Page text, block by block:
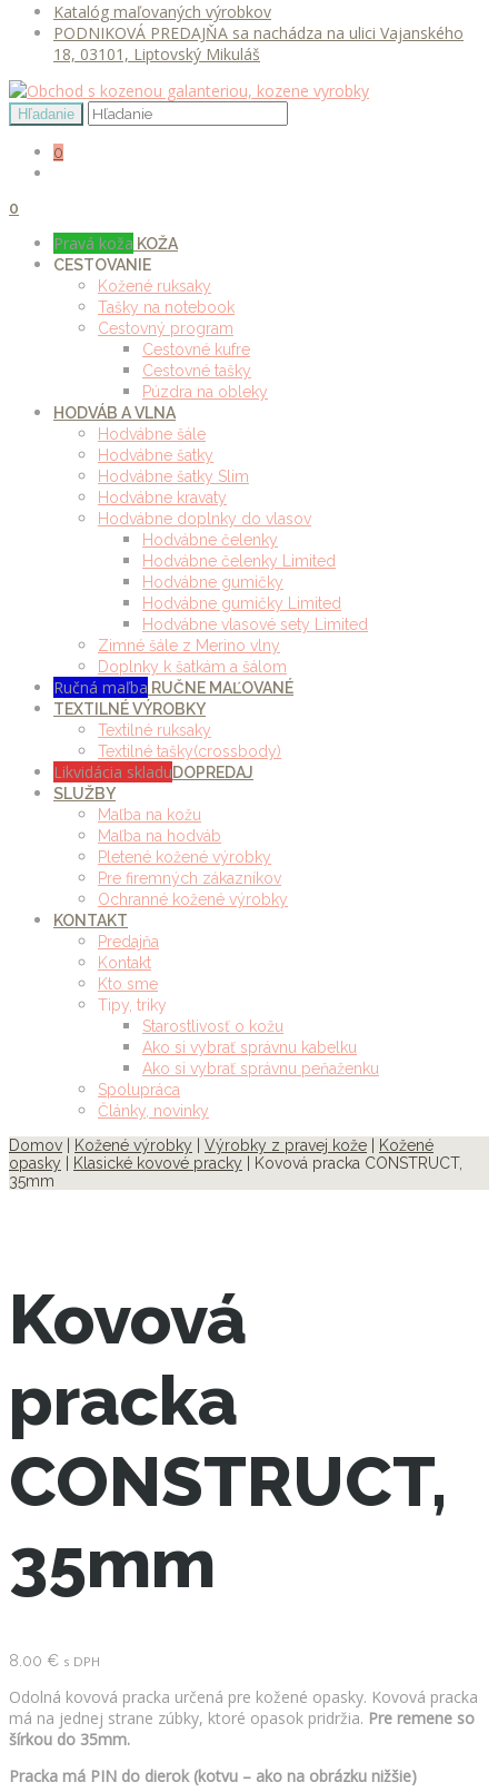
Katalóg maľovaných výrobkov
PODNIKOVÁ PREDAJŇA sa nachádza na ulici Vajanského
18, 03101, Liptovský Mikuláš
0
0
Pravá koža KOŽA
CESTOVANIE
Kožené ruksaky
Tašky na notebook
Cestovný program
Cestovné kufre
Cestovné tašky
Púzdra na obleky
HODVÁB A VLNA
Hodvábne šále
Hodvábne šatky
Hodvábne šatky Slim
Hodvábne kravaty
Hodvábne doplnky do vlasov
Hodvábne čelenky
Hodvábne čelenky Limited
Hodvábne gumičky
Hodvábne gumičky Limited
Hodvábne vlasové sety Limited
Zimné šále z Merino vlny
Doplnky k šatkám a šálom
Ručná maľba RUČNE MAĽOVANÉ
TEXTILNÉ VÝROBKY
Textilné ruksaky
Textilné tašky(crossbody)
Likvidácia skladuDOPREDAJ
SLUŽBY
Maľba na kožu
Maľba na hodváb
Pletené kožené výrobky
Pre firemných zákazníkov
Ochranné kožené výrobky
KONTAKT
Predajňa
Kontakt
Kto sme
Tipy, triky
Starostlivosť o kožu
Ako si vybrať správnu kabelku
Ako si vybrať správnu peňaženku
Spolupráca
Články, novinky
Domov
Kožené výrobky Výrobky z pravej kože
Kožené
opasky
Klasické kovové pracky | Kovová pracka CONSTRUCT,
35mm
Kovová
pracka
CONSTRUCT,
35mm
8.00 € s DPH
Odolná kovová pracka určená pre kožené opasky. Kovová pracka
má na jednej strane zúbky, ktoré opasok pridržia. Pre remene so
šírkou do 35mm.
Pracka má PIN do dierok (kotvu – ako na obrázku nižšie)